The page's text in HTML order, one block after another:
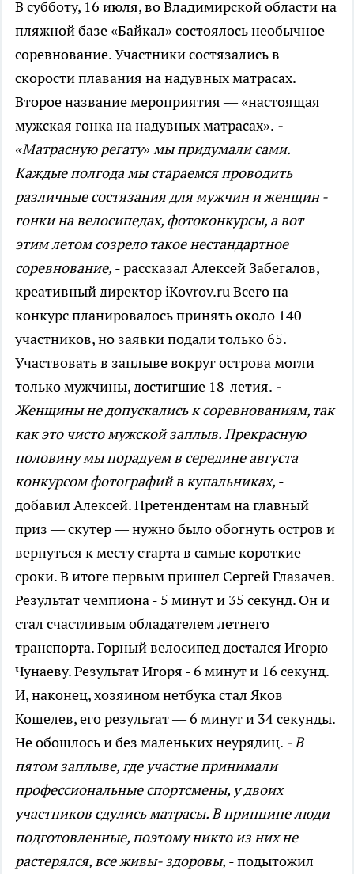
В субботу, 16 июля, во Владимирской области на
пляжной базе «Байкал» состоялось необычное
соревнование. Участники состязались в
скорости плавания на надувных матрасах.
Второе название мероприятия — «настоящая
мужская гонка на надувных матрасах». -
«Матрасную регату» мы придумали сами.
Каждые полгода мы стараемся проводить
различные состязания для мужчин и женщин -
гонки на велосипедах, фотоконкурсы, а вот
этим летом созрело такое нестандартное
соревнование, - рассказал Алексей Забегалов,
креативный директор iKovrov.ru Всего на
конкурс планировалось принять около 140
участников, но заявки подали только 65.
Участвовать в заплыве вокруг острова могли
только мужчины, достигшие 18-летия. -
Женщины не допускались к соревнованиям, так
как это чисто мужской заплыв. Прекрасную
половину мы порадуем в середине августа
конкурсом фотографий в купальниках, -
добавил Алексей. Претендентам на главный
приз — скутер — нужно было обогнуть остров и
вернуться к месту старта в самые короткие
сроки. В итоге первым пришел Сергей Глазачев.
Результат чемпиона - 5 минут и 35 секунд. Он и
стал счастливым обладателем летнего
транспорта. Горный велосипед достался Игорю
Чунаеву. Результат Игоря - 6 минут и 16 секунд.
И, наконец, хозяином нетбука стал Яков
Кошелев, его результат — 6 минут и 34 секунды.
Не обошлось и без маленьких неурядиц. - В
пятом заплыве, где участие принимали
профессиональные спортсмены, у двоих
участников сдулись матрасы. В принципе люди
подготовленные, поэтому никто из них не
растерялся, все живы- здоровы, - подытожил